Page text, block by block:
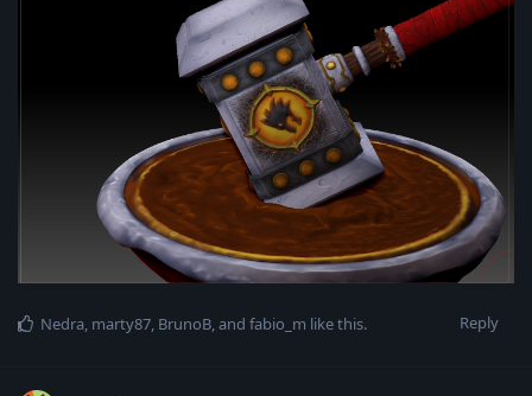
Reply
Nedra, marty87, BrunoB, and fabio_m like this.